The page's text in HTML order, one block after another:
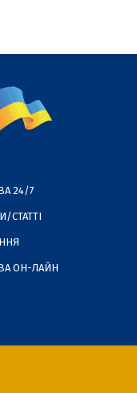
24/7
СТАТТІ
ОН-ЛАЙН